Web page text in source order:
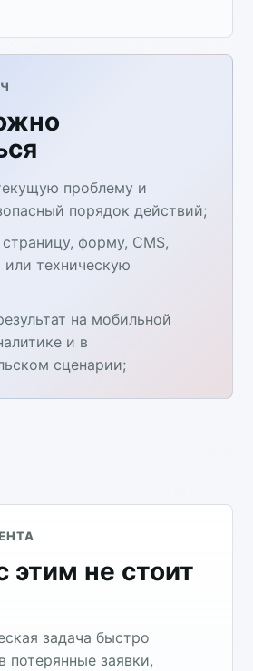
проблему и
порядок действий;
форму, CMS,
или техническую
на мобильной
и в
сценарии;
этим не стоит
задача быстро
потерянные заявки,